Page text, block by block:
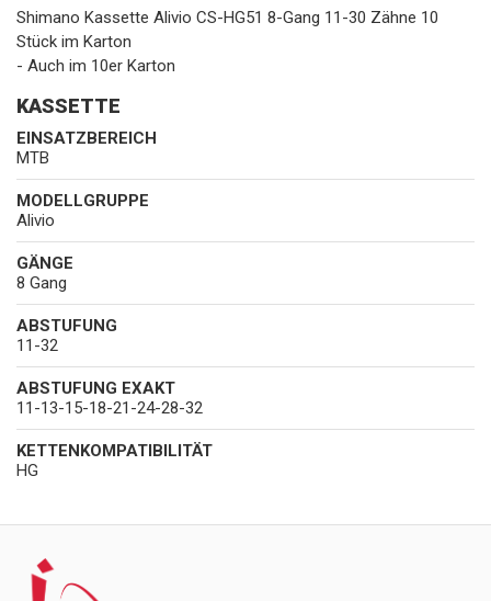
Shimano Kassette Alivio CS-HG51 8-Gang 11-30 Zähne 10
Stück im Karton
- Auch im 10er Karton
KASSETTE
EINSATZBEREICH
MTB
MODELLGRUPPE
Alivio
GÄNGE
8 Gang
ABSTUFUNG
11-32
ABSTUFUNG EXAKT
11-13-15-18-21-24-28-32
KETTENKOMPATIBILITÄT
HG